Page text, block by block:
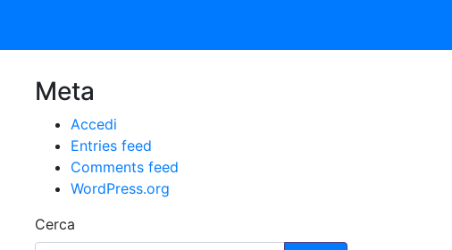
Meta
Accedi
Entries feed
Comments feed
WordPress.org
Cerca